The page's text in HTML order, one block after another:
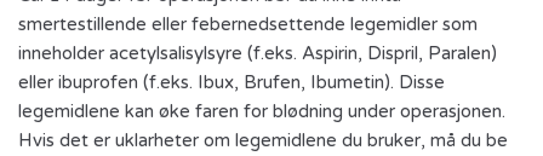
smertestillende eller febernedsettende legemidler som
inneholder acetylsalisylsyre (f.eks. Aspirin, Dispril, Paralen)
eller ibuprofen (f.eks. Ibux, Brufen, Ibumetin). Disse
legemidlene kan øke faren for blødning under operasjonen.
Hvis det er uklarheter om legemidlene du bruker, må du be